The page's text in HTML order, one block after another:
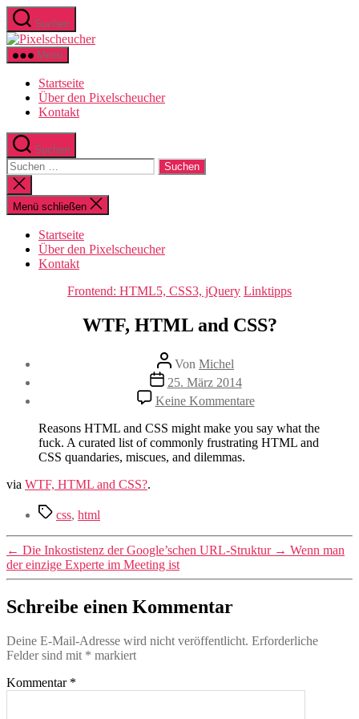
Zum
Inhalt
springen
Suchen
Pixelscheucher
Menü
Startseite
Über den Pixelscheucher
Kontakt
Suchen
Suchen
nach:
Suche
schließen
Menü schließen
Startseite
Über den Pixelscheucher
Kontakt
Kategorien
Frontend: HTML5, CSS3, jQuery Linktipps
WTF, HTML and CSS?
Beitragsautor
Von Michel
Veröffentlichungsdatum
25. März 2014
Keine Kommentarezu
WTF,
HTML
and
CSS?
Reasons HTML and CSS might make you say what the
fuck. A curated list of commonly frustrating HTML and
CSS quandaries, miscues, and dilemmas.
via WTF, HTML and CSS?.
Schlagwörter
css, html
← Die Inkostistenz der Google’schen URL-Struktur → Wenn man
der einzige Experte im Meeting ist
Schreibe einen Kommentar
Deine E-Mail-Adresse wird nicht veröffentlicht. Erforderliche
Felder sind mit * markiert
Kommentar *